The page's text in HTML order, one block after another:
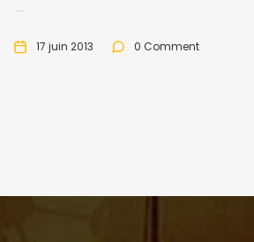
...
17 juin 2013 0 Comment